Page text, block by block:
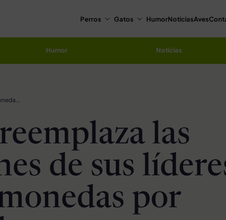
Perros Gatos HumorNoticiasAves
Humor Noticias
Kenia reemplaza las imagenes de sus líderes de las monedas por animales
las
de sus
por